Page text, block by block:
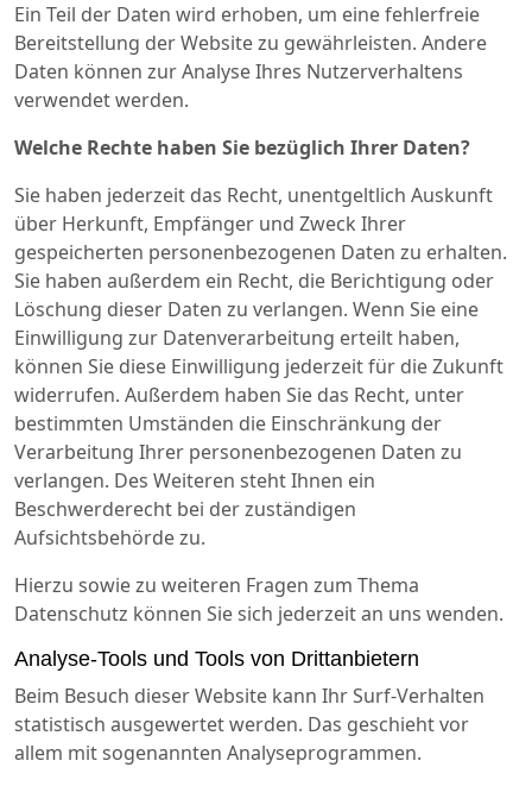
Ein Teil der Daten wird erhoben, um eine fehlerfreie
Bereitstellung der Website zu gewährleisten. Andere
Daten können zur Analyse Ihres Nutzerverhaltens
verwendet werden.
Welche Rechte haben Sie bezüglich Ihrer Daten?
Sie haben jederzeit das Recht, unentgeltlich Auskunft
über Herkunft, Empfänger und Zweck Ihrer
gespeicherten personenbezogenen Daten zu erhalten.
Sie haben außerdem ein Recht, die Berichtigung oder
Löschung dieser Daten zu verlangen. Wenn Sie eine
Einwilligung zur Datenverarbeitung erteilt haben,
können Sie diese Einwilligung jederzeit für die Zukunft
widerrufen. Außerdem haben Sie das Recht, unter
bestimmten Umständen die Einschränkung der
Verarbeitung Ihrer personenbezogenen Daten zu
verlangen. Des Weiteren steht Ihnen ein
Beschwerderecht bei der zuständigen
Aufsichtsbehörde zu.
Hierzu sowie zu weiteren Fragen zum Thema
Datenschutz können Sie sich jederzeit an uns wenden.
Analyse-Tools und Tools von Drittanbietern
Beim Besuch dieser Website kann Ihr Surf-Verhalten
statistisch ausgewertet werden. Das geschieht vor
allem mit sogenannten Analyseprogrammen.